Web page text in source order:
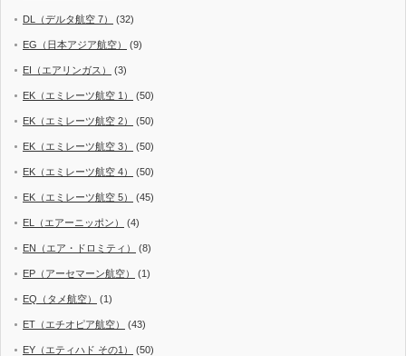
DL（デルタ航空 7） (32)
EG（日本アジア航空） (9)
EI（エアリンガス） (3)
EK（エミレーツ航空 1） (50)
EK（エミレーツ航空 2） (50)
EK（エミレーツ航空 3） (50)
EK（エミレーツ航空 4） (50)
EK（エミレーツ航空 5） (45)
EL（エアーニッポン） (4)
EN（エア・ドロミティ） (8)
EP（アーセマーン航空） (1)
EQ（タメ航空） (1)
ET（エチオピア航空） (43)
EY（エティハド その1） (50)